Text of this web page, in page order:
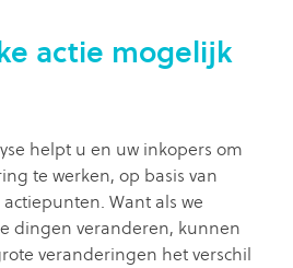
actie mogelijk
helpt u en uw inkopers om
te werken, op basis van
Want als we
dingen veranderen, kunnen
veranderingen het verschil